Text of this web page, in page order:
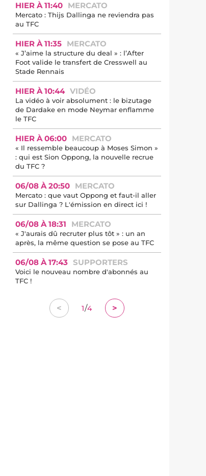
HIER À 11:40 MERCATO
Mercato : Thijs Dallinga ne reviendra pas
au TFC
HIER À 11:35 MERCATO
« J’aime la structure du deal » : l’After
Foot valide le transfert de Cresswell au
Stade Rennais
HIER À 10:44 VIDÉO
La vidéo à voir absolument : le bizutage
de Dardake en mode Neymar enflamme
le TFC
HIER À 06:00 MERCATO
« Il ressemble beaucoup à Moses Simon »
: qui est Sion Oppong, la nouvelle recrue
du TFC ?
06/08 À 20:50 MERCATO
Mercato : que vaut Oppong et faut-il aller
sur Dallinga ? L'émission en direct ici !
06/08 À 18:31 MERCATO
« J'aurais dû recruter plus tôt » : un an
après, la même question se pose au TFC
06/08 À 17:43 SUPPORTERS
Voici le nouveau nombre d'abonnés au
TFC !
< 1/4 >